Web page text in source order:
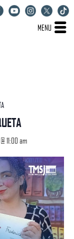
MENU
11:00 am